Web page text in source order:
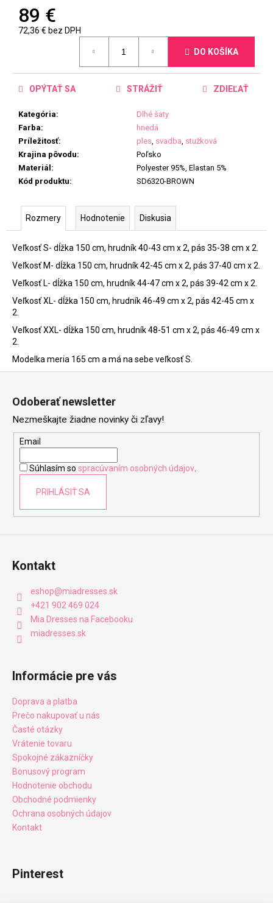
89 €
72,36 € bez DPH
DO KOŠÍKA
Kategória:
Dlhé šaty
Farba:
hnedá
Príležitosť: ples, svadba, stužková
Krajina pôvodu:
Poľsko
Materiál :
Polyester 95%, Elastan 5%
Kód produktu: SD6320-BROWN
OPÝTAŤ SA STRÁŽIŤ ZDIEĽAŤ
Rozmery Hodnotenie Diskusia
Veľkosť S- dĺžka 150 cm, hrudník 40-43 cm x 2, pás 35-38 cm x 2.
Veľkosť M- dĺžka 150 cm, hrudník 42-45 cm x 2, pás 37-40 cm x 2.
Veľkosť L- dĺžka 150 cm, hrudník 44-47 cm x 2, pás 39-42 cm x 2.
Veľkosť XL- dĺžka 150 cm, hrudník 46-49 cm x 2, pás 42-45 cm x
2.
Veľkosť XXL- dĺžka 150 cm, hrudník 48-51 cm x 2, pás 46-49 cm x
2.
Modelka meria 165 cm a má na sebe veľkosť S.
Odoberať newsletter
Nezmeškajte žiadne novinky či zľavy!
Email
Súhlasím so spracúvaním osobných údajov.
PRIHLÁSIŤ SA
Kontakt
eshop@miadresses.sk
+421 902 469 024
Mia Dresses na Facebooku
miadresses.sk
Informácie pre vás
Doprava a platba
Prečo nakupovať u nás
Časté otázky
Vrátenie tovaru
Spokojné zákazníčky
Bonusový program
Hodnotenie obchodu
Obchodné podmienky
Ochrana osobných údajov
Kontakt
Pinterest